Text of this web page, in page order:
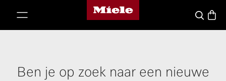
Homepage van Miele
Wat zoek
Ben je op zoek naar een nieuwe